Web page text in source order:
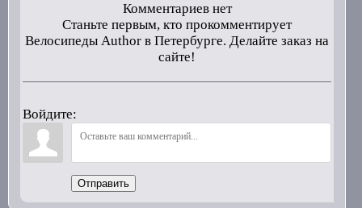
Комментариев нет
Станьте первым, кто прокомментирует
Велосипеды Author в Петербурге. Делайте заказ на
сайте!
Войдите:
Отправить